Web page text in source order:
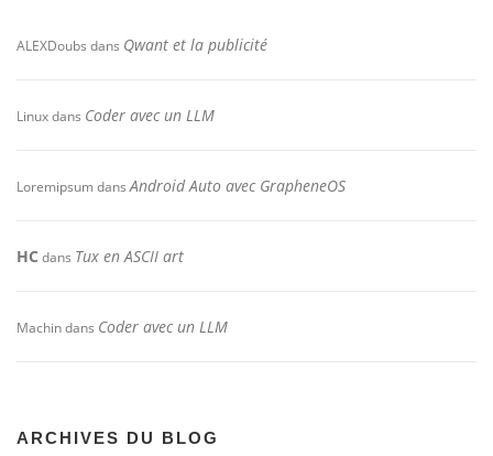
ALEXDoubs dans Qwant et la publicité
Linuxdans Coder avec un LLM
LoremipsumdansAndroid Auto avec GrapheneOS
HC dans Tux en ASCII art
Machindans Coder avec un LLM
ARCHIVES DU BLOG